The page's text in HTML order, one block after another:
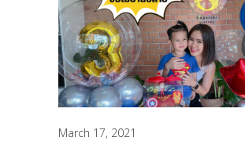
March 17, 2021